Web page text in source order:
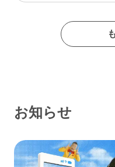
たイメージの出会い系サイ
お知らせ